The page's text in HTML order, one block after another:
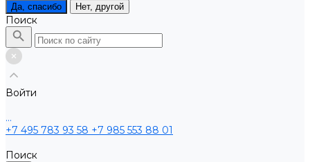
Да, спасибо Нет, другой
Поиск
Войти
...
+7 495 783 93 58 +7 985 553 88 01
Поиск